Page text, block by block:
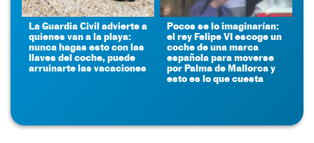
La Guardia Civil advierte a
quienes van a la playa:
nunca hagas esto con las
llaves del coche, puede
arruinarte las vacaciones
Pocos se lo imaginarían:
el rey Felipe VI escoge un
coche de una marca
española para moverse
por Palma de Mallorca y
esto es lo que cuesta